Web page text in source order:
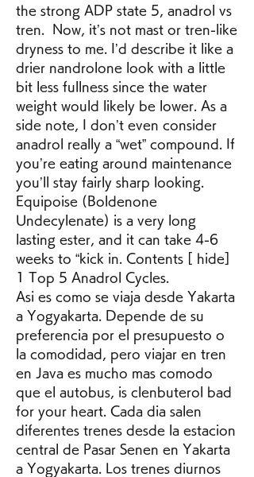
the strong ADP state 5, anadrol vs
tren.  Now, it’s not mast or tren-like
dryness to me. I’d describe it like a
drier nandrolone look with a little
bit less fullness since the water
weight would likely be lower. As a
side note, I don’t even consider
anadrol really a “wet” compound. If
you’re eating around maintenance
you’ll stay fairly sharp looking.
Equipoise (Boldenone
Undecylenate) is a very long
lasting ester, and it can take 4-6
weeks to “kick in. Contents [ hide]
1 Top 5 Anadrol Cycles.
Asi es como se viaja desde Yakarta
a Yogyakarta. Depende de su
preferencia por el presupuesto o
la comodidad, pero viajar en tren
en Java es mucho mas comodo
que el autobus, is clenbuterol bad
for your heart. Cada dia salen
diferentes trenes desde la estacion
central de Pasar Senen en Yakarta
a Yogyakarta. Los trenes diurnos